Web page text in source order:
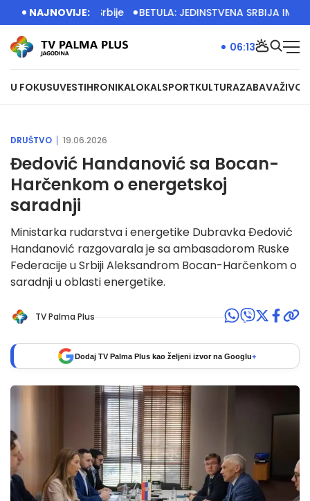
NAJNOVIJE:
privrede Srbije BETULA: JEDINSTVENA SRBIJA IMA
U FOKUSUVESTIHRONIKALOKALSPORTKULTURAZABAVAŽIVOT
06:13
DRUŠTVO 19.06.2026
Đedović Handanović sa Bocan-
Harčenkom o energetskoj
saradnji
Ministarka rudarstva i energetike Dubravka Đedović
Handanović razgovarala je sa ambasadorom Ruske
Federacije u Srbiji Aleksandrom Bocan-Harčenkom o
saradnji u oblasti energetike.
TV Palma Plus
Dodaj TV Palma Plus kao željeni izvor na Googlu+